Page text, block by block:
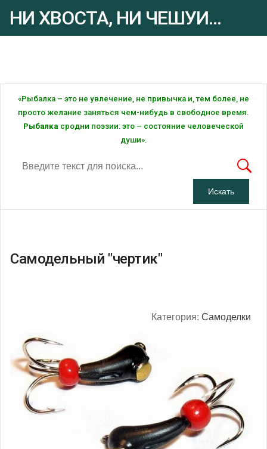
НИ ХВОСТА, НИ ЧЕШУИ...
«Рыбалка – это не увлечение, не привычка и, тем более, не
просто желание заняться чем-нибудь в свободное время.
Рыбалка сродни поэзии: это – состояние человеческой
души».
Самодельный "чертик"
Категория: Самоделки